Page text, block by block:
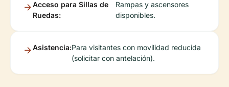
Acceso para Sillas de
Ruedas:
Rampas y ascensores
disponibles.
Asistencia:Para visitantes con movilidad reducida
(solicitar con antelación).